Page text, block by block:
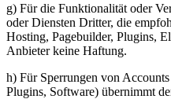
g) Für die Funktionalität oder
oder Diensten Dritter, die
Hosting, Pagebuilder, Plugins,
Anbieter keine Haftung.
h) Für Sperrungen von
Plugins, Software) übernimmt